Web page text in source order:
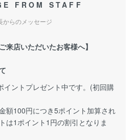
FROM STAFF
からのメッセージ
来店いただいたお客様へ】
イントプレゼント中です。(初回購
額100円につき5ポイント加算され
は1ポイント1円の割引となりま